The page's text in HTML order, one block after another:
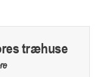
træhuse